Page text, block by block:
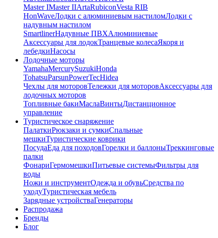
Master IMaster IIArtaRubiconVesta RIB
HonWaveЛодки с алюминиевым настиломЛодки с
надувным настилом
SmartlinerНадувные ПВХАлюминиевые
Аксессуары для лодокТранцевые колесаЯкоря и
лебедкиНасосы
Лодочные моторы
YamahaMercurySuzukiHonda
TohatsuParsunPowerTecHidea
Чехлы для моторовТележки для моторовАксессуары для
лодочных моторов
Топливные бакиМаслаВинтыДистанционное
управление
Туристическое снаряжение
ПалаткиРюкзаки и сумкиСпальные
мешкиТуристические коврики
ПосудаЕда для походовГорелки и баллоныТреккинговые
палки
ФонариГермомешкиПитьевые системыФильтры для
воды
Ножи и инструментОдежда и обувьСредства по
уходуТуристическая мебель
Зарядные устройстваГенераторы
Распродажа
Бренды
Блог